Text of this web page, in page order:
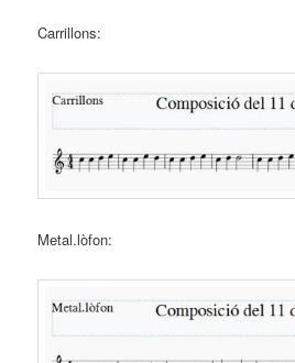
Carrillons:
Metal.lòfon: